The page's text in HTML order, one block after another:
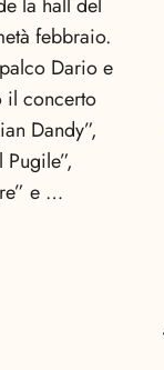
febbraio.
Dario e
il concerto
Dandy”,
e …